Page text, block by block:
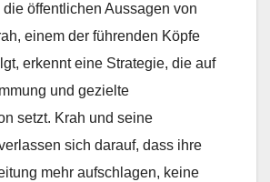
öffentlichen Aussagen von
einem der führenden Köpfe
erkennt eine Strategie, die auf
und gezielte
setzt. Krah und seine
sich darauf, dass ihre
mehr aufschlagen, keine